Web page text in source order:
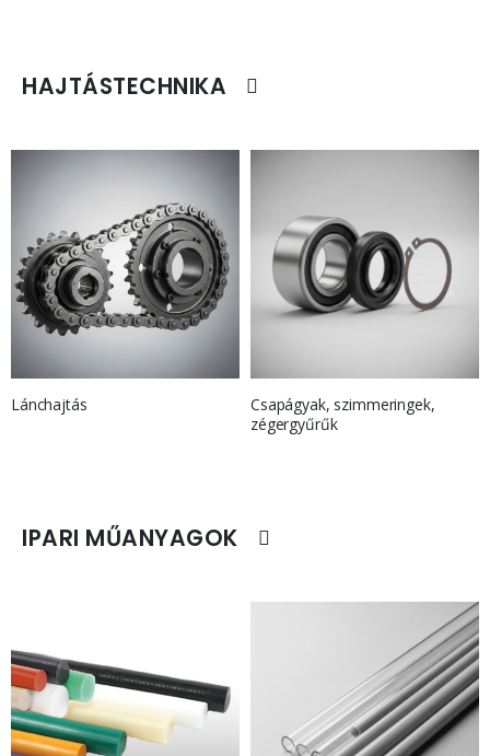
HAJTÁSTECHNIKA
Lánchajtás
Csapágyak, szimmeringek,
zégergyűrűk
IPARI MŰANYAGOK